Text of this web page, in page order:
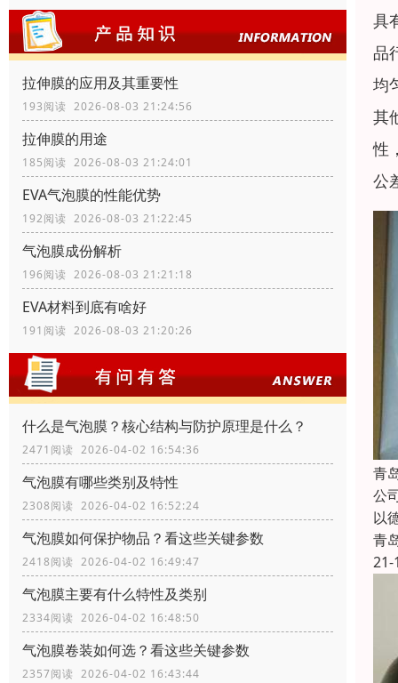
拉伸膜的应用及其重要性
193阅读 2026-08-03 21:24:56
拉伸膜的用途
185阅读 2026-08-03 21:24:01
EVA气泡膜的性能优势
192阅读 2026-08-03 21:22:45
气泡膜成份解析
196阅读 2026-08-03 21:21:18
EVA材料到底有啥好
191阅读 2026-08-03 21:20:26
什么是气泡膜？核心结构与防护原理是什么？
2471阅读 2026-04-02 16:54:36
气泡膜有哪些类别及特性
2308阅读 2026-04-02 16:52:24
气泡膜如何保护物品？看这些关键参数
2418阅读 2026-04-02 16:49:47
气泡膜主要有什么特性及类别
2334阅读 2026-04-02 16:48:50
气泡膜卷装如何选？看这些关键参数
2357阅读 2026-04-02 16:43:44
具
品
均
其
性
公
青
公
以
青
21-